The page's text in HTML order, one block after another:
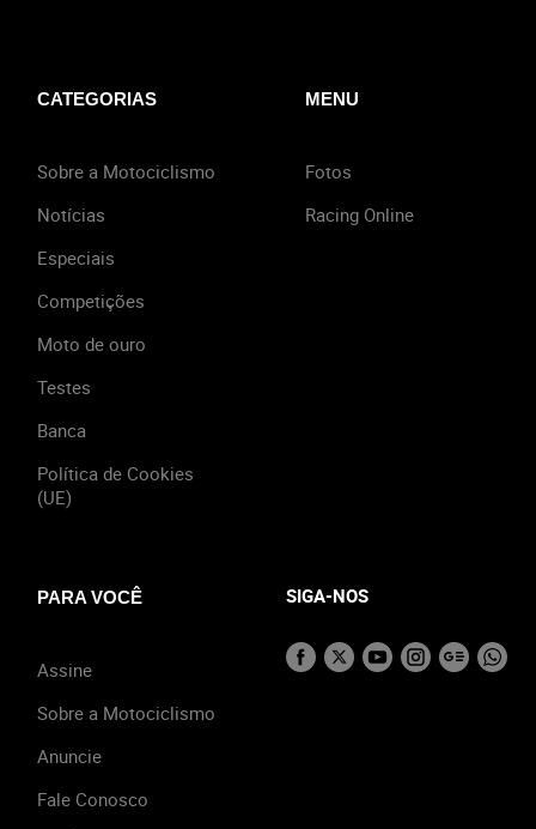
CATEGORIAS
Sobre a Motociclismo
Notícias
Especiais
Competições
Moto de ouro
Testes
Banca
Política de Cookies
(UE)
MENU
Fotos
Racing Online
PARA VOCÊ
Assine
Sobre a Motociclismo
Anuncie
Fale Conosco
SIGA-NOS